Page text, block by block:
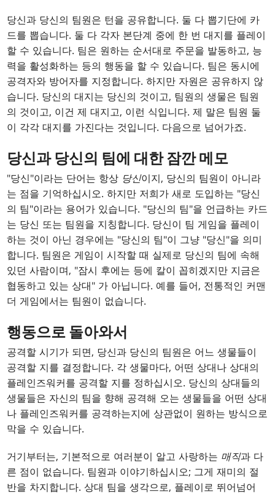
당신과 당신의 팀원은 턴을 공유합니다. 둘 다 뽑기단에 카
드를 뽑습니다. 둘 다 각자 본단계 중에 한 번 대지를 플레이
할 수 있습니다. 팀은 원하는 순서대로 주문을 발동하고, 능
력을 활성화하는 등의 행동을 할 수 있습니다. 팀은 동시에
공격자와 방어자를 지정합니다. 하지만 자원은 공유하지 않
습니다. 당신의 대지는 당신의 것이고, 팀원의 생물은 팀원
의 것이고, 이건 제 대지고, 이런 식입니다. 제 말은 팀원 둘
이 각각 대지를 가진다는 것입니다. 다음으로 넘어가죠.
당신과 당신의 팀에 대한 잠깐 메모
"당신"이라는 단어는 항상 당신이지, 당신의 팀원이 아니라
는 점을 기억하십시오. 하지만 저희가 새로 도입하는 "당신
의 팀"이라는 용어가 있습니다. "당신의 팀"을 언급하는 카드
는 당신 또는 팀원을 지칭합니다. 당신이 팀 게임을 플레이
하는 것이 아닌 경우에는 "당신의 팀"이 그냥 "당신"을 의미
합니다. 팀원은 게임이 시작할 때 실제로 당신의 팀에 속해
있던 사람이며, "잠시 후에는 등에 칼이 꼽히겠지만 지금은
협동하고 있는 상대" 가 아닙니다. 예를 들어, 전통적인 커맨
더 게임에서는 팀원이 없습니다.
행동으로 돌아와서
공격할 시기가 되면, 당신과 당신의 팀원은 어느 생물들이
공격할 지를 결정합니다. 각 생물마다, 어떤 상대나 상대의
플레인즈워커를 공격할 지를 정하십시오. 당신의 상대들의
생물들은 자신의 팀을 향해 공격해 오는 생물들을 어떤 상대
나 플레인즈워커를 공격하는지에 상관없이 원하는 방식으로
막을 수 있습니다.
거기부터는, 기본적으로 여러분이 알고 사랑하는 매직과 다
른 점이 없습니다. 팀원과 이야기하십시오; 그게 재미의 절
반을 차지합니다. 상대 팀을 생각으로, 플레이로 뛰어넘어